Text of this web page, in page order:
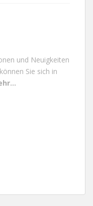
und Neuigkeiten
Sie sich in